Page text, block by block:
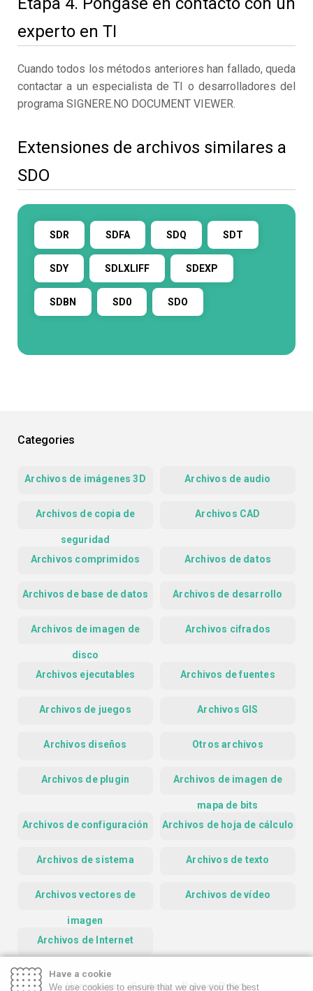
experto en TI
Cuando todos los métodos anteriores han fallado, queda
contactar a un especialista de TI o desarrolladores del
programa SIGNERE.NO DOCUMENT VIEWER.
Extensiones de archivos similares a
SDO
SDR SDFA SDQ SDT
SDY SDLXLIFF SDEXP
SDBN SD0 SDO
Categories
Archivos de imágenes 3D Archivos de audio
Archivos de copia de
seguridad
Archivos CAD
Archivos comprimidos Archivos de datos
Archivos de base de datos Archivos de desarrollo
Archivos de imagen de
disco
Archivos cifrados
Archivos ejecutables Archivos de fuentes
Archivos de juegos Archivos GIS
Archivos diseños Otros archivos
Archivos de plugin Archivos de imagen de
mapa de bits
Archivos de configuración
Archivos de hoja de cálculo
Archivos de sistema Archivos de texto
Archivos vectores de
imagen
Archivos de vídeo
Archivos de Internet
Homepage Contact Privacy Policy
Have a cookie
We use cookies to ensure that we give you the best